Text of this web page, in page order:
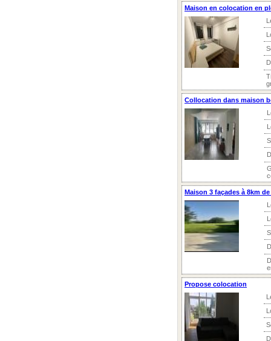
Maison en colocation en
Collocation dans maison
Maison 3 façades à 8km
Propose colocation